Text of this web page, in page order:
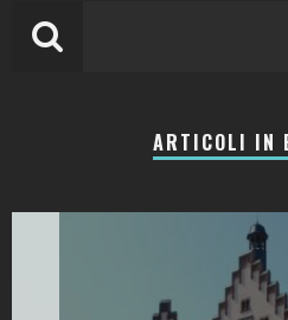
ARTICOLI IN